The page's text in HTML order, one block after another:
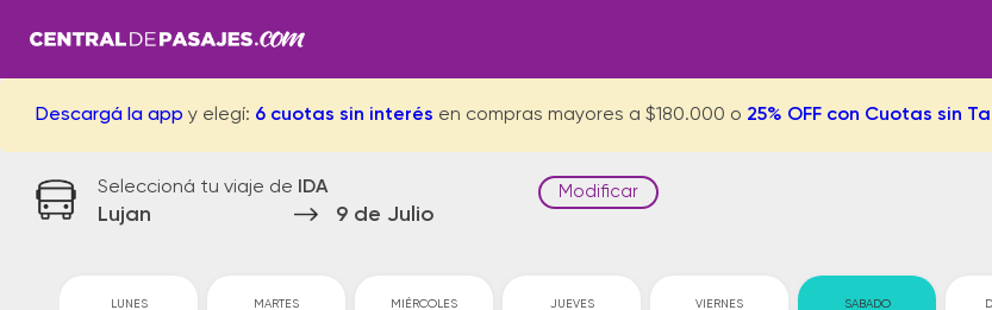
Descargá la app y elegí: 6 cuotas sin interés en compras mayores a $180.000 o 25% OFF con Cuotas sin
Seleccioná tu viaje de IDA
Lujan 9 de Julio
Modificar
LUNES MARTES MIÉRCOLES JUEVES VIERNES SABADO